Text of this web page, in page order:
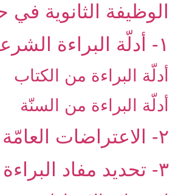
الوظيفة الثانوية
۱- أدلّة البراءة الشرعية
أدلّة البراءة من الكتاب
أدلّة البراءة من السنّة
۲- الاعتراضات العامّة
۳- تحديد مفاد البراءة